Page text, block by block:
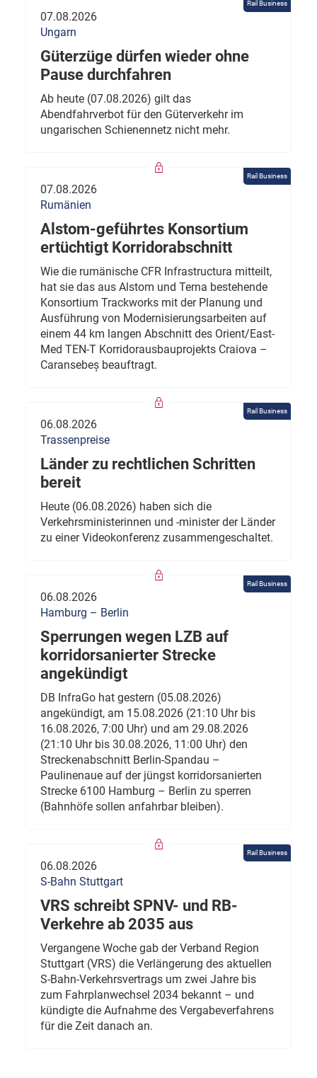
Rail Business
07.08.2026
Ungarn
Güterzüge dürfen wieder ohne
Pause durchfahren
Ab heute (07.08.2026) gilt das
Abendfahrverbot für den Güterverkehr im
ungarischen Schienennetz nicht mehr.
Rail Business
07.08.2026
Rumänien
Alstom-geführtes Konsortium
ertüchtigt Korridorabschnitt
Wie die rumänische CFR Infrastructura mitteilt,
hat sie das aus Alstom und Terna bestehende
Konsortium Trackworks mit der Planung und
Ausführung von Modernisierungsarbeiten auf
einem 44 km langen Abschnitt des Orient/East-
Med TEN-T Korridorausbauprojekts Craiova –
Caransebeș beauftragt.
Rail Business
06.08.2026
Trassenpreise
Länder zu rechtlichen Schritten
bereit
Heute (06.08.2026) haben sich die
Verkehrsministerinnen und -minister der Länder
zu einer Videokonferenz zusammengeschaltet.
Rail Business
06.08.2026
Hamburg – Berlin
Sperrungen wegen LZB auf
korridorsanierter Strecke
angekündigt
DB InfraGo hat gestern (05.08.2026)
angekündigt, am 15.08.2026 (21:10 Uhr bis
16.08.2026, 7:00 Uhr) und am 29.08.2026
(21:10 Uhr bis 30.08.2026, 11:00 Uhr) den
Streckenabschnitt Berlin-Spandau –
Paulinenaue auf der jüngst korridorsanierten
Strecke 6100 Hamburg – Berlin zu sperren
(Bahnhöfe sollen anfahrbar bleiben).
Rail Business
06.08.2026
S-Bahn Stuttgart
VRS schreibt SPNV- und RB-
Verkehre ab 2035 aus
Vergangene Woche gab der Verband Region
Stuttgart (VRS) die Verlängerung des aktuellen
S-Bahn-Verkehrsvertrags um zwei Jahre bis
zum Fahrplanwechsel 2034 bekannt – und
kündigte die Aufnahme des Vergabeverfahrens
für die Zeit danach an.